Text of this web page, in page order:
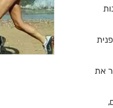
היום, בגיל 69 הוא מפרט מ־30 שנות
בהוואי (בגיל 55), מסביר את